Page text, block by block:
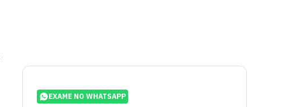
EXAME NO WHATSAPP